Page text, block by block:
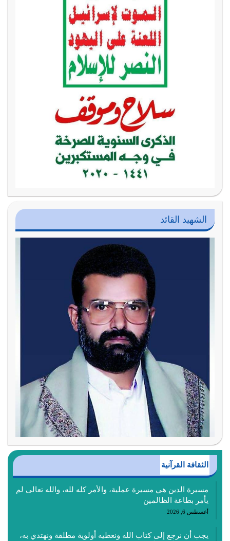
الشهيد القائد
الثقافة القرآنية
مسيرة الدين هي مسيرة عملية، والأمر كله لله، والله تعالى لم
يأمر بطاعة الظالمين
أغسطس 6, 2026
يجب أن نرجع إلى كتاب الله ونعطيه أولوية مطلقة ونهتدي به،